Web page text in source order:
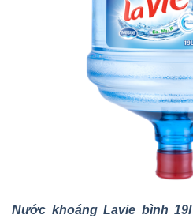
Nước khoáng Lavie bình 19l